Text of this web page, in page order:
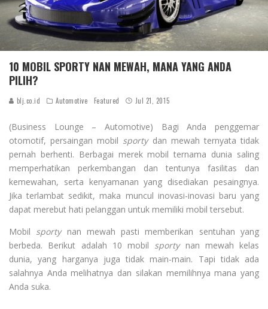
10 MOBIL SPORTY NAN MEWAH, MANA YANG ANDA
PILIH?
blj.co.id Automotive Featured Jul 21, 2015
(Business Lounge – Automotive) Bagi Anda penggemar
otomotif, persaingan mobil sportydan mewah ternyata tidak
pernah berhenti. Berbagai merek mobil ternama dunia saling
memperhatikan perkembangan dan tentunya fasilitas dan
kemewahan, serta kenyamanan yang disediakan pesaingnya.
Jika terlambat sedikit, maka muncul inovasi-inovasi baru yang
dapat merebut hati pelanggan untuk memiliki mobil tersebut.
Mobil sportynan mewah pasti memberikan sentuhan yang
berbeda. Berikut adalah 10 mobil sportynan mewah kelas
dunia, yang harganya juga tidak main-main. Tapi tidak ada
salahnya Anda melihatnya dan silakan memilihnya mana yang
Anda suka.